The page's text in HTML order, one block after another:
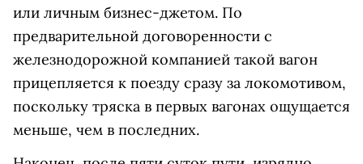
или личным бизнес-джетом. По
предварительной договоренности с
железнодорожной компанией такой вагон
прицепляется к поезду сразу за локомотивом,
поскольку тряска в первых вагонах ощущается
меньше, чем в последних.